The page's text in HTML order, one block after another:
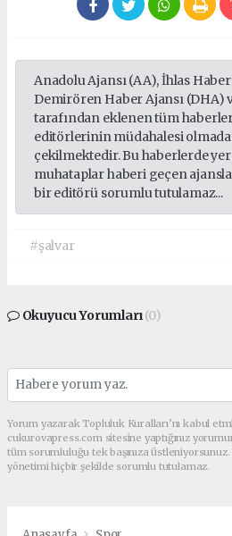
Anadolu Ajansı (AA), İhlas
Demirören Haber Ajansı (DHA)
tarafından eklenen tüm
editörlerinin müdahalesi
çekilmektedir. Bu haberlerde
muhataplar haberi geçen
bir editörü sorumlu tutulamaz...
#şalvar
Okuyucu Yorumları(0)
Yorum yazarak Topluluk Kuralları’nı kabul
cukurovapress.com sitesine yaptığınız
tüm sorumluluğu tek başınıza
yönetimi hiçbir şekilde sorumlu tutulamaz.